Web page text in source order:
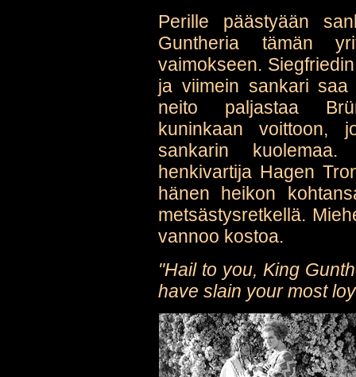
Perille päästyään
Guntheria tämän
vaimokseen.
ja viimein sankari saa
neito paljastaa
kuninkaan voittoon,
sankarin kuolemaa.
henkivartija Hagen
hänen heikon
metsästysretkellä.
vannoo kostoa.
"Hail to you, King
have slain your most